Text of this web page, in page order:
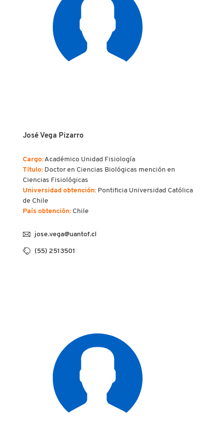
José Vega Pizarro
Cargo: Académico Unidad Fisiología
Título: Doctor en Ciencias Biológicas mención en
Ciencias Fisiológicas
Universidad obtención: Pontificia Universidad Católica
de Chile
País obtención: Chile
jose.vega@uantof.cl
(55) 2513501